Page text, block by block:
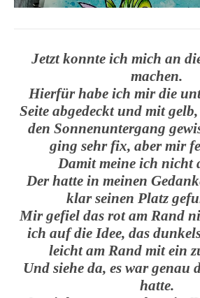
Jetzt konnte ich mich an
machen.
Hierfür habe ich mir die
Seite abgedeckt und mit
den Sonnenuntergang
ging sehr fix, aber mir
Damit meine ich nicht
Der hatte in meinen
klar seinen Platz
Mir gefiel das rot am Rand
ich auf die Idee, das
leicht am Rand mit ein
Und siehe da, es war genau
hatte.